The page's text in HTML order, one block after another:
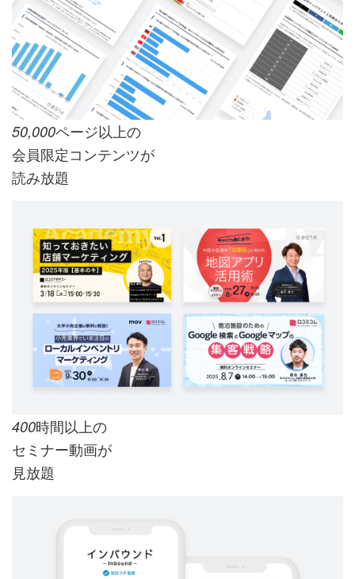
50,000ページ以上の
会員限定コンテンツが
読み放題
400時間以上の
セミナー動画が
見放題